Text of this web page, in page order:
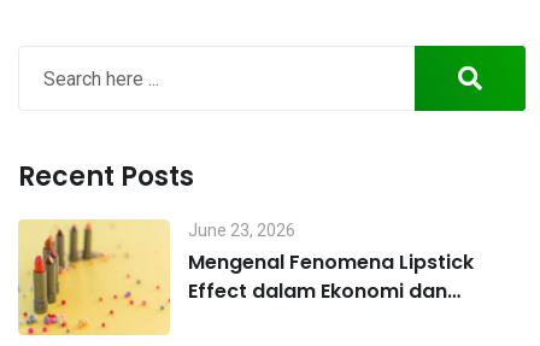
Recent Posts
June 23, 2026
Mengenal Fenomena Lipstick
Effect dalam Ekonomi dan